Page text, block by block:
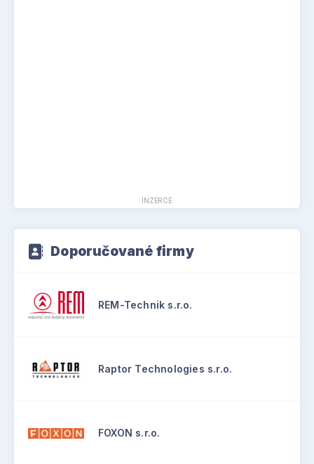
INZERCE
Doporučované firmy
REM-Technik s.r.o.
Raptor Technologies s.r.o.
FOXON s.r.o.